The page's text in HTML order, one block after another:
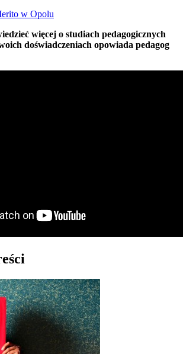
w Opolu
więcej o studiach pedagogicznych
doświadczeniach opowiada pedagog